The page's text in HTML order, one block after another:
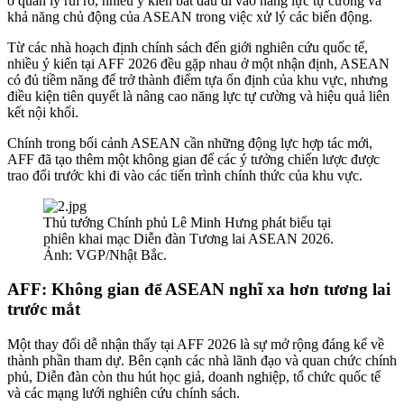
khả năng chủ động của ASEAN trong việc xử lý các biến động.
Từ các nhà hoạch định chính sách đến giới nghiên cứu quốc tế,
nhiều ý kiến tại AFF 2026 đều gặp nhau ở một nhận định, ASEAN
có đủ tiềm năng để trở thành điểm tựa ổn định của khu vực, nhưng
điều kiện tiên quyết là nâng cao năng lực tự cường và hiệu quả liên
kết nội khối.
Chính trong bối cảnh ASEAN cần những động lực hợp tác mới,
AFF đã tạo thêm một không gian để các ý tưởng chiến lược được
trao đổi trước khi đi vào các tiến trình chính thức của khu vực.
Thủ tướng Chính phủ Lê Minh Hưng phát biểu tại
phiên khai mạc Diễn đàn Tương lai ASEAN 2026.
Ảnh: VGP/Nhật Bắc.
AFF: Không gian để ASEAN nghĩ xa hơn tương lai
trước mắt
Một thay đổi dễ nhận thấy tại AFF 2026 là sự mở rộng đáng kể về
thành phần tham dự. Bên cạnh các nhà lãnh đạo và quan chức chính
phủ, Diễn đàn còn thu hút học giả, doanh nghiệp, tổ chức quốc tế
và các mạng lưới nghiên cứu chính sách.